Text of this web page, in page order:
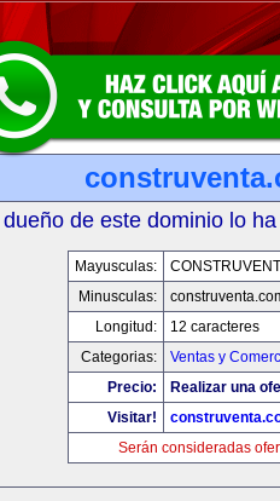
dueño de este dominio lo
Mayusculas:
Minusculas:
Longitud:
12 caracteres
Categorias:
Ventas y
Precio:
Realizar una
Visitar!
Serán consideradas